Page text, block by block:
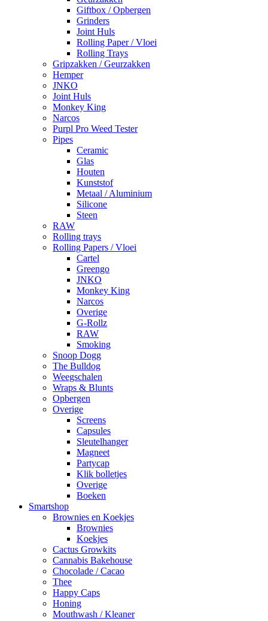
Giftbox / Opbergen
Grinders
Joint Huls
Rolling Paper / Vloei
Rolling Trays
Gripzakken / Geurzakken
Hemper
JNKO
Joint Huls
Monkey King
Narcos
Purpl Pro Weed Tester
Pipes
Ceramic
Glas
Houten
Kunststof
Metaal / Aluminium
Silicone
Steen
RAW
Rolling trays
Rolling Papers / Vloei
Cartel
Greengo
JNKO
Monkey King
Narcos
Overige
G-Rollz
RAW
Smoking
Snoop Dogg
The Bulldog
Weegschalen
Wraps & Blunts
Opbergen
Overige
Screens
Capsules
Sleutelhanger
Magneet
Partycap
Klik bolletjes
Overige
Boeken
Smartshop
Brownies en Koekjes
Brownies
Koekjes
Cactus Growkits
Cannabis Bakehouse
Chocolade / Cacao
Thee
Happy Caps
Honing
Mouthwash / Kleaner